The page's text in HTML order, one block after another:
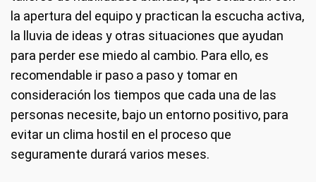
la apertura del equipo y practican la escucha activa,
la lluvia de ideas y otras situaciones que ayudan
para perder ese miedo al cambio. Para ello, es
recomendable ir paso a paso y tomar en
consideración los tiempos que cada una de las
personas necesite, bajo un entorno positivo, para
evitar un clima hostil en el proceso que
seguramente durará varios meses.